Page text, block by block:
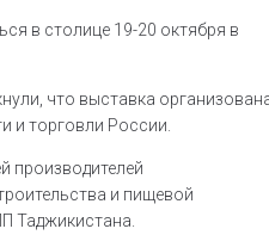
в столице 19-20 октября в
что выставка
и торговли России.
производителей
и пищевой
Таджикистана.